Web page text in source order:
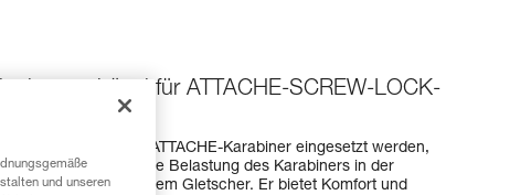
für ATTACHE-SCREW-LOCK-
und kann in den ATTACHE-Karabiner eingesetzt werden,
Er sorgt für eine Belastung des Karabiners in der
oder Anseilen auf einem Gletscher. Er bietet Komfort und
und unseren